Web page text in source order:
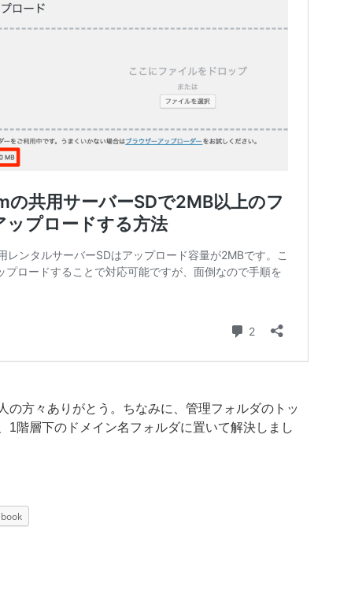
の方々ありがとう。ちなみに、管理フォルダのトッ
1階層下のドメイン名フォルダに置いて解決しまし